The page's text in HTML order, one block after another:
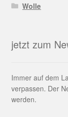
Wolle
jetzt zum
Immer auf dem
verpassen. Der
werden.